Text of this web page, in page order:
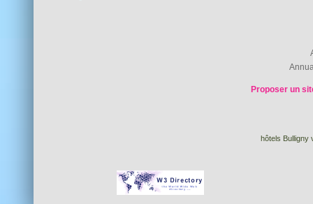
Proposer un
hôtels Bulligny